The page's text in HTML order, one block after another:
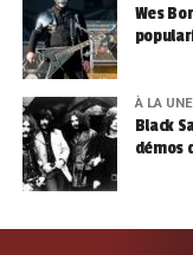
Wes
À LA UNE
Black
démos